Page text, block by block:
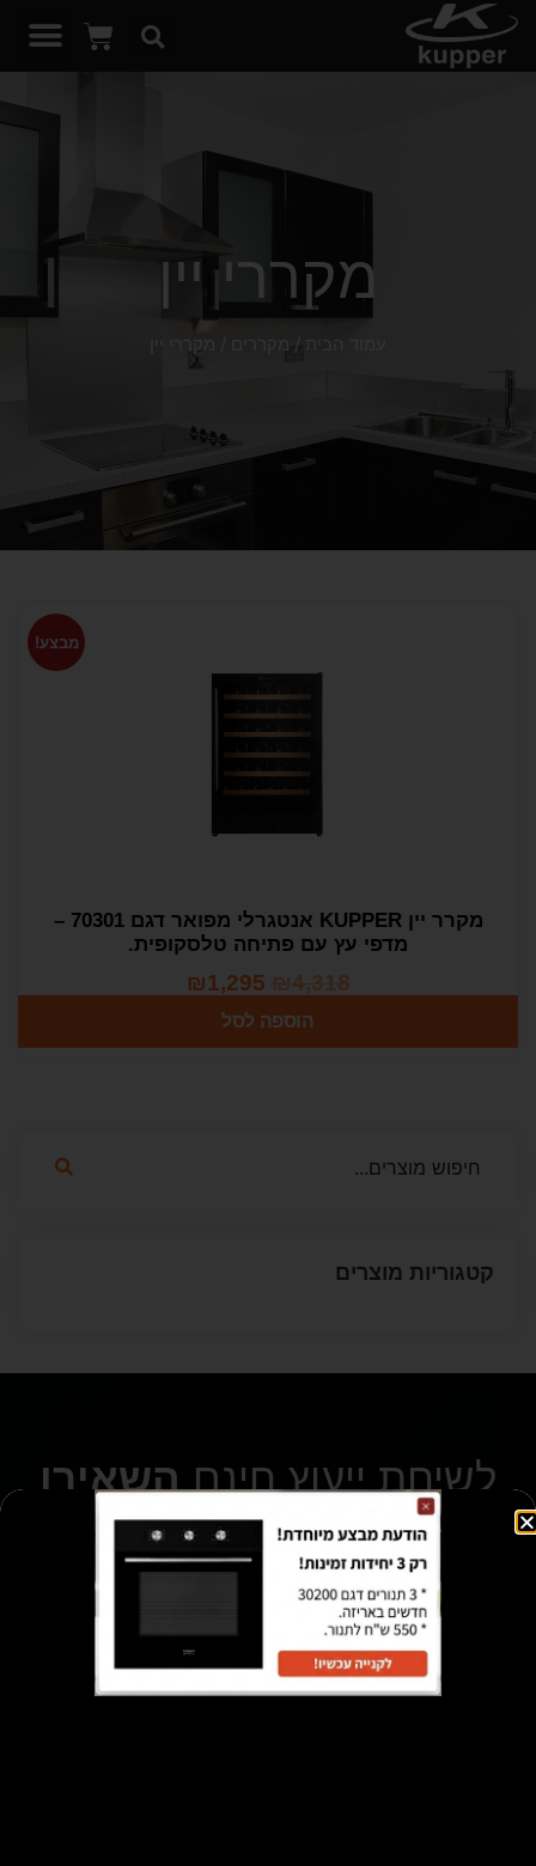
מקררי יין
/ מקררים
קטגוריות מוצרים
מבצע!
מקרר יין KUPPER אנטגרלי מפואר דגם 70301 –
מדפי עץ עם פתיחה טלסקופית.
₪4,318
₪1,295
הוספה לסל
לשיחת ייעוץ חינםהשאירו
פרטים